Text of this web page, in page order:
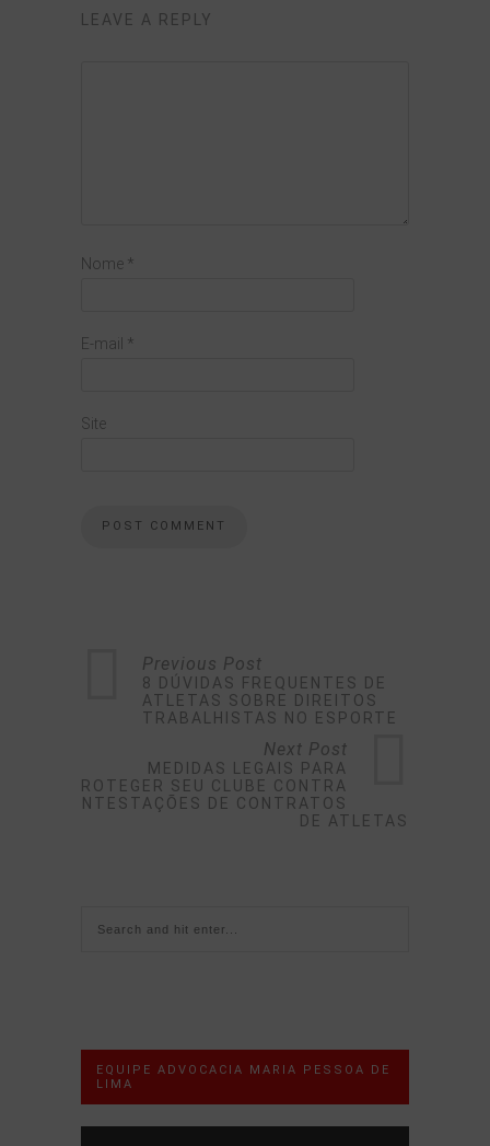
LEAVE A REPLY
Nome *
E-mail *
Site
Previous Post
8 DÚVIDAS FREQUENTES DE
ATLETAS SOBRE DIREITOS
TRABALHISTAS NO ESPORTE
Next Post
MEDIDAS LEGAIS PARA
PROTEGER SEU CLUBE CONTRA
CONTESTAÇÕES DE CONTRATOS
DE ATLETAS
EQUIPE ADVOCACIA MARIA PESSOA DE
LIMA